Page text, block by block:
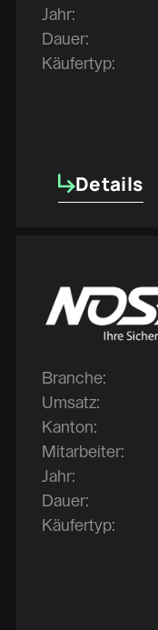
Jahr:
Dauer:
Käufertyp:
Details
Details
Branche:
Umsatz:
Kanton:
Mitarbeiter:
Jahr:
Dauer:
Käufertyp: